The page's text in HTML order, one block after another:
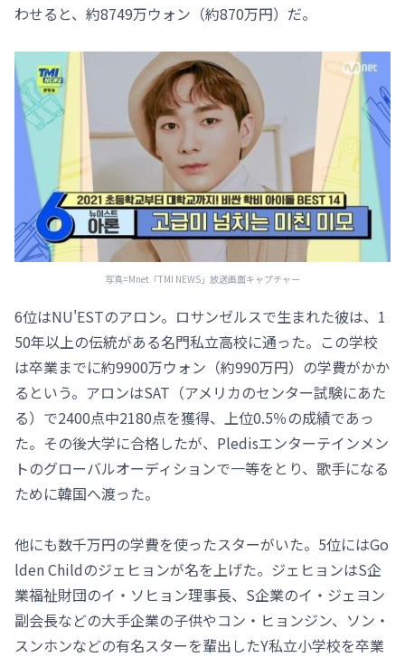
わせると、約8749万ウォン（約870万円）だ。
写真=Mnet「TMI NEWS」放送画面キャプチャー
6位はNU'ESTのアロン。ロサンゼルスで生まれた彼は、1
50年以上の伝統がある名門私立高校に通った。この学校
は卒業までに約9900万ウォン（約990万円）の学費がかか
るという。アロンはSAT（アメリカのセンター試験にあた
る）で2400点中2180点を獲得、上位0.5％の成績であっ
た。その後大学に合格したが、Pledisエンターテインメン
トのグローバルオーディションで一等をとり、歌手になる
ために韓国へ渡った。
他にも数千万円の学費を使ったスターがいた。5位にはGo
lden Childのジェヒョンが名を上げた。ジェヒョンはS企
業福祉財団のイ・ソヒョン理事長、S企業のイ・ジェヨン
副会長などの大手企業の子供やコン・ヒョンジン、ソン・
スンホンなどの有名スターを輩出したY私立小学校を卒業